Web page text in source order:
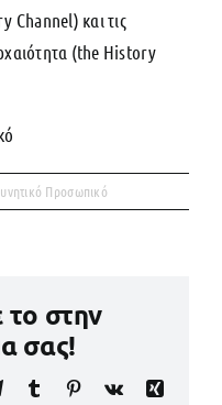
και τις
(the History
Προσωπικό
το στην
σας!
TelegramTumblr Pinterest
Vk
Xing